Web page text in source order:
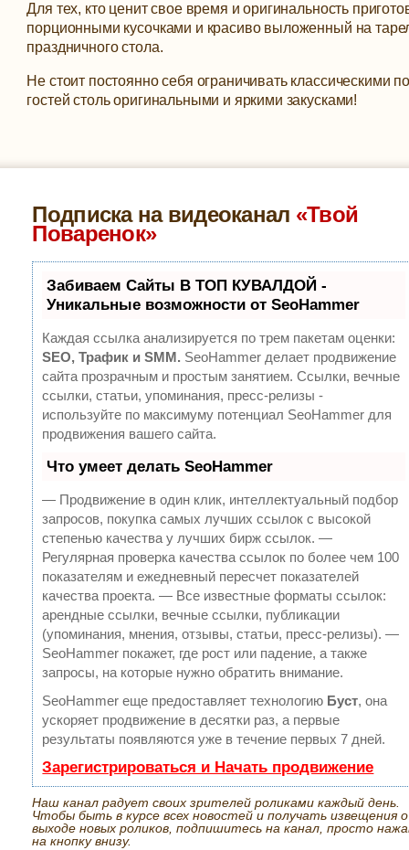
Для тех, кто ценит свое время и оригинальность
порционными кусочками и красиво выложенный на
праздничного стола.
Не стоит постоянно себя ограничивать классическими
гостей столь оригинальными и яркими закусками!
Подписка на видеоканал «Твой
Поваренок»
Забиваем Сайты В ТОП КУВАЛДОЙ -
Уникальные возможности от SeoHammer
Каждая ссылка анализируется по трем пакетам оценки:
SEO, Трафик и SMM. SeoHammer делает продвижение
сайта прозрачным и простым занятием. Ссылки, вечные
ссылки, статьи, упоминания, пресс-релизы -
используйте по максимуму потенциал SeoHammer для
продвижения вашего сайта.
Что умеет делать SeoHammer
— Продвижение в один клик, интеллектуальный подбор
запросов, покупка самых лучших ссылок с высокой
степенью качества у лучших бирж ссылок.—
Регулярная проверка качества ссылок по более чем 100
показателям и ежедневный пересчет показателей
качества проекта.— Все известные форматы ссылок:
арендные ссылки, вечные ссылки, публикации
(упоминания, мнения, отзывы, статьи, пресс-релизы).—
SeoHammer покажет, где рост или падение, а также
запросы, на которые нужно обратить внимание.
SeoHammer еще предоставляет технологию Буст, она
ускоряет продвижение в десятки раз, а первые
результаты появляются уже в течение первых 7 дней.
Зарегистрироваться и Начать продвижение
Наш канал радует своих зрителей роликами каждый день.
Чтобы быть в курсе всех новостей и получать извещения о
выходе новых роликов, подпишитесь на канал, просто
на кнопку внизу.